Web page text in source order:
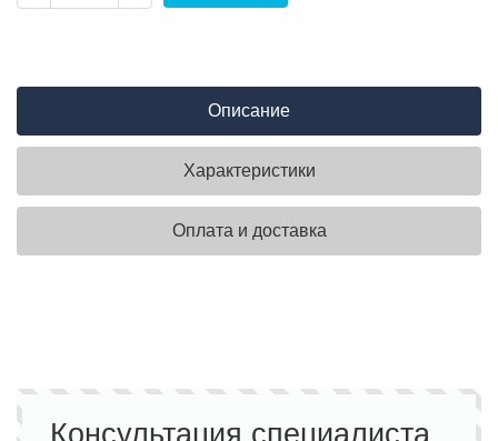
Описание
Характеристики
Оплата и доставка